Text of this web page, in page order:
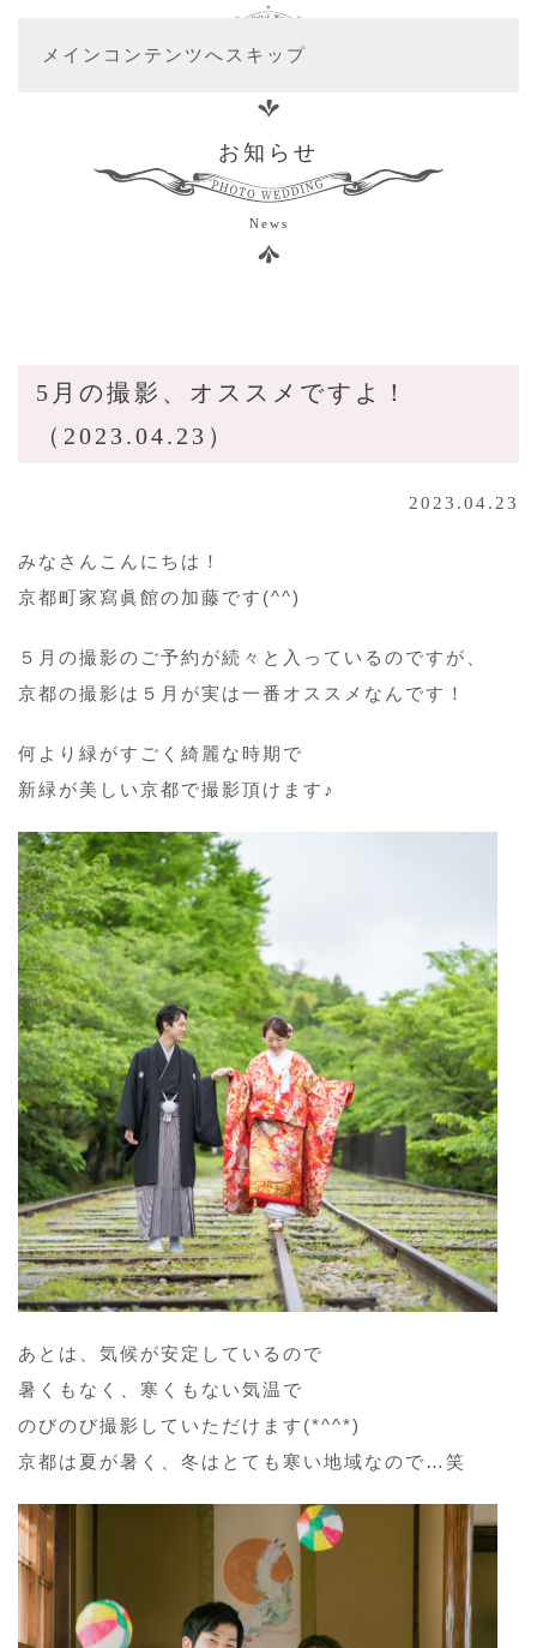
メインコンテンツへスキップ
お知らせ
News
5月の撮影、オススメですよ！
（2023.04.23）
2023.04.23
みなさんこんにちは！
京都町家寫眞館の加藤です(^^)
５月の撮影のご予約が続々と入っているのですが、
京都の撮影は５月が実は一番オススメなんです！
何より緑がすごく綺麗な時期で
新緑が美しい京都で撮影頂けます♪
あとは、気候が安定しているので
暑くもなく、寒くもない気温で
のびのび撮影していただけます(*^^*)
京都は夏が暑く、冬はとても寒い地域なので…笑